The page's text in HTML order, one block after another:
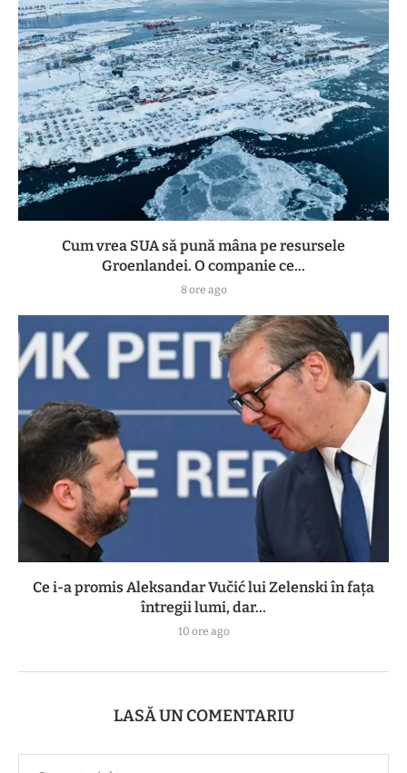
Cum vrea SUA să pună mâna pe resursele
Groenlandei. O companie ce...
8 ore ago
Ce i-a promis Aleksandar Vučić lui Zelenski în fața
întregii lumi, dar...
10 ore ago
LASĂ UN COMENTARIU